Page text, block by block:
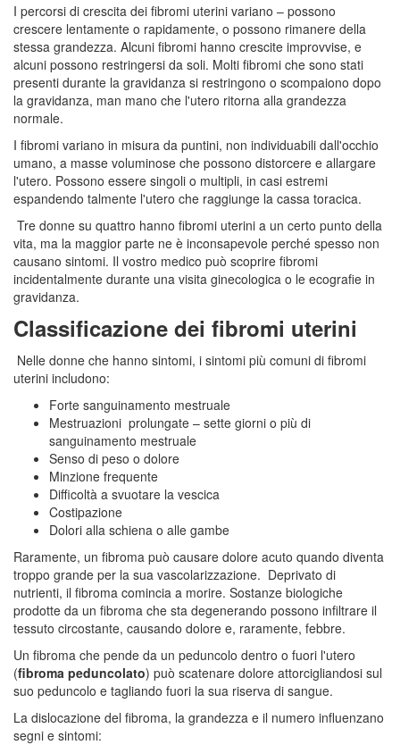
I percorsi di crescita dei fibromi uterini variano – possono
crescere lentamente o rapidamente, o possono rimanere della
stessa grandezza. Alcuni fibromi hanno crescite improvvise, e
alcuni possono restringersi da soli. Molti fibromi che sono stati
presenti durante la gravidanza si restringono o scompaiono dopo
la gravidanza, man mano che l'utero ritorna alla grandezza
normale.
I fibromi variano in misura da puntini, non individuabili dall'occhio
umano, a masse voluminose che possono distorcere e allargare
l'utero. Possono essere singoli o multipli, in casi estremi
espandendo talmente l'utero che raggiunge la cassa toracica.
Tre donne su quattro hanno fibromi uterini a un certo punto della
vita, ma la maggior parte ne è inconsapevole perché spesso non
causano sintomi. Il vostro medico può scoprire fibromi
incidentalmente durante una visita ginecologica o le ecografie in
gravidanza.
Classificazione dei fibromi uterini
Nelle donne che hanno sintomi, i sintomi più comuni di fibromi
uterini includono:
Forte sanguinamento mestruale
Mestruazioni prolungate – sette giorni o più di
sanguinamento mestruale
Senso di peso o dolore
Minzione frequente
Difficoltà a svuotare la vescica
Costipazione
Dolori alla schiena o alle gambe
Raramente, un fibroma può causare dolore acuto quando diventa
troppo grande per la sua vascolarizzazione. Deprivato di
nutrienti, il fibroma comincia a morire. Sostanze biologiche
prodotte da un fibroma che sta degenerando possono infiltrare il
tessuto circostante, causando dolore e, raramente, febbre.
Un fibroma che pende da un peduncolo dentro o fuori l'utero
(fibroma peduncolato) può scatenare dolore attorcigliandosi sul
suo peduncolo e tagliando fuori la sua riserva di sangue.
La dislocazione del fibroma, la grandezza e il numero influenzano
segni e sintomi: